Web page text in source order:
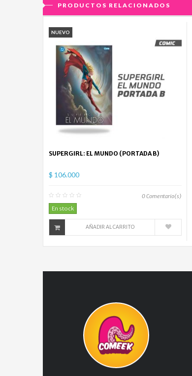
PRODUCTOS RELACIONADOS
NUEVO
SUPERGIRL: EL MUNDO (PORTADA B)
$ 106.000
0Comentario(s)
En stock
AÑADIR AL CARRITO